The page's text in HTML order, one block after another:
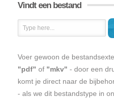
Vindt een bestand
Voer gewoon de
"pdf" of "mkv" - door een
komt je direct naar de
- als we dit bestandstype in